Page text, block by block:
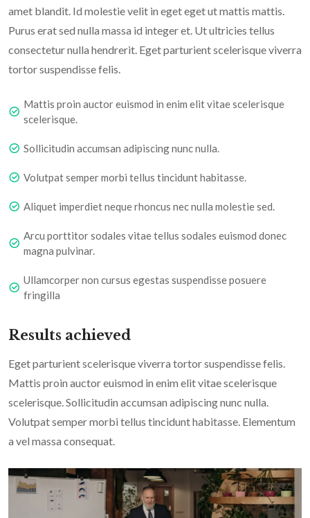
amet blandit. Id molestie velit in eget eget ut mattis mattis.
Purus erat sed nulla massa id integer et. Ut ultricies tellus
consectetur nulla hendrerit. Eget parturient scelerisque viverra
tortor suspendisse felis.
Mattis proin auctor euismod in enim elit vitae scelerisque
scelerisque.
Sollicitudin accumsan adipiscing nunc nulla.
Volutpat semper morbi tellus tincidunt habitasse.
Aliquet imperdiet neque rhoncus nec nulla molestie sed.
Arcu porttitor sodales vitae tellus sodales euismod donec
magna pulvinar.
Ullamcorper non cursus egestas suspendisse posuere
fringilla
Results achieved
Eget parturient scelerisque viverra tortor suspendisse felis.
Mattis proin auctor euismod in enim elit vitae scelerisque
scelerisque. Sollicitudin accumsan adipiscing nunc nulla.
Volutpat semper morbi tellus tincidunt habitasse. Elementum
a vel massa consequat.